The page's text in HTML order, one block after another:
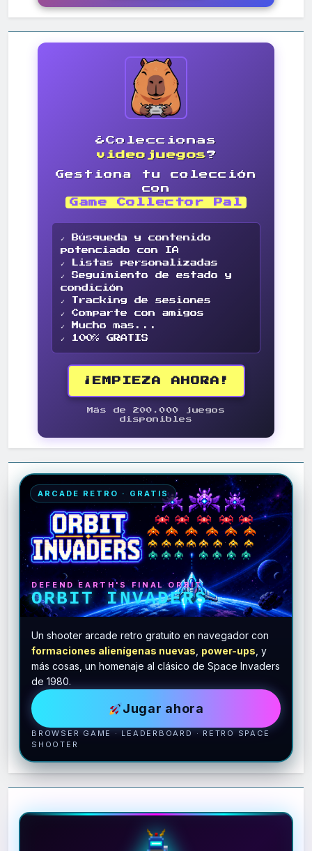
¿Coleccionas
videojuegos?
Gestiona tu colección
con
Game Collector Pal
✓ Búsqueda y contenido
potenciado con IA
✓ Listas personalizadas
✓ Seguimiento de estado y
condición
✓ Tracking de sesiones
✓ Comparte con amigos
✓ Mucho mas...
✓ 100% GRATIS
¡EMPIEZA AHORA!
Más de 200.000 juegos
disponibles
ARCADE RETRO · GRATIS
DEFEND EARTH'S FINAL ORBIT
ORBIT INVADERS
Un shooter arcade retro gratuito en navegador con
formaciones alienígenas nuevas power-ups , y
más cosas, un homenaje al clásico de Space Invaders
de 1980.
Jugar ahora
BROWSER GAME · LEADERBOARD · RETRO SPACE
SHOOTER